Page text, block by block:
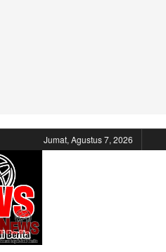
Jumat, Agustus 7, 2026